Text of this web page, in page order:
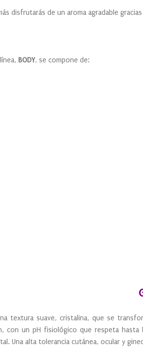
disfrutarás de un aroma agradable
BODY, se compone de:
textura suave, cristalina, que se
con un pH fisiológico que respeta hasta
Una alta tolerancia cutánea, ocular y